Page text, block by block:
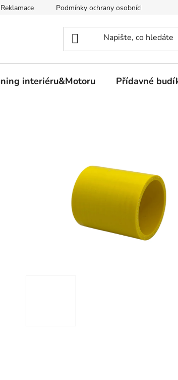
Podmínky ochrany osobních údajů
interiéru&Motoru Přídavné